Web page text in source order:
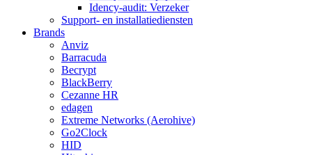
Idency-audit: Verzeker
Support- en installatiediensten
Brands
Anviz
Barracuda
Becrypt
BlackBerry
Cezanne HR
edagen
Extreme Networks (Aerohive)
Go2Clock
HID